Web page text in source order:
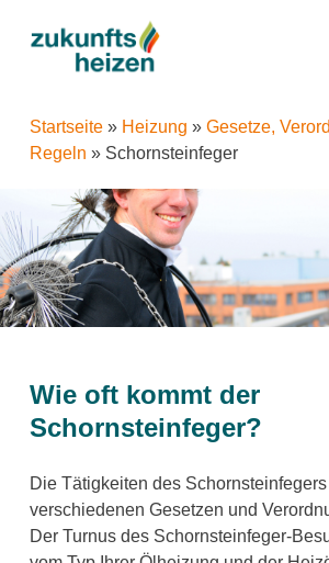
Startseite» Heizung » Gesetze,
Regeln » Schornsteinfeger
Wie oft kommt der
Schornsteinfeger?
Die Tätigkeiten des
verschiedenen Gesetzen und
Der Turnus des Schornsteinfeger-